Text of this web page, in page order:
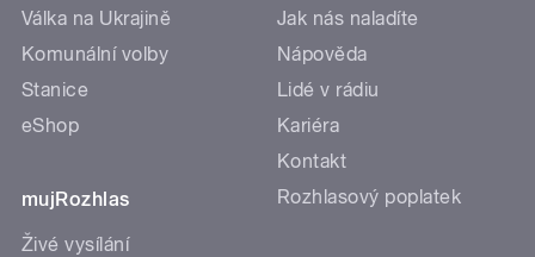
Válka na Ukrajině
Komunální volby
Stanice
eShop
mujRozhlas
Živé vysílání
Jak nás naladíte
Nápověda
Lidé v rádiu
Kariéra
Kontakt
Rozhlasový poplatek